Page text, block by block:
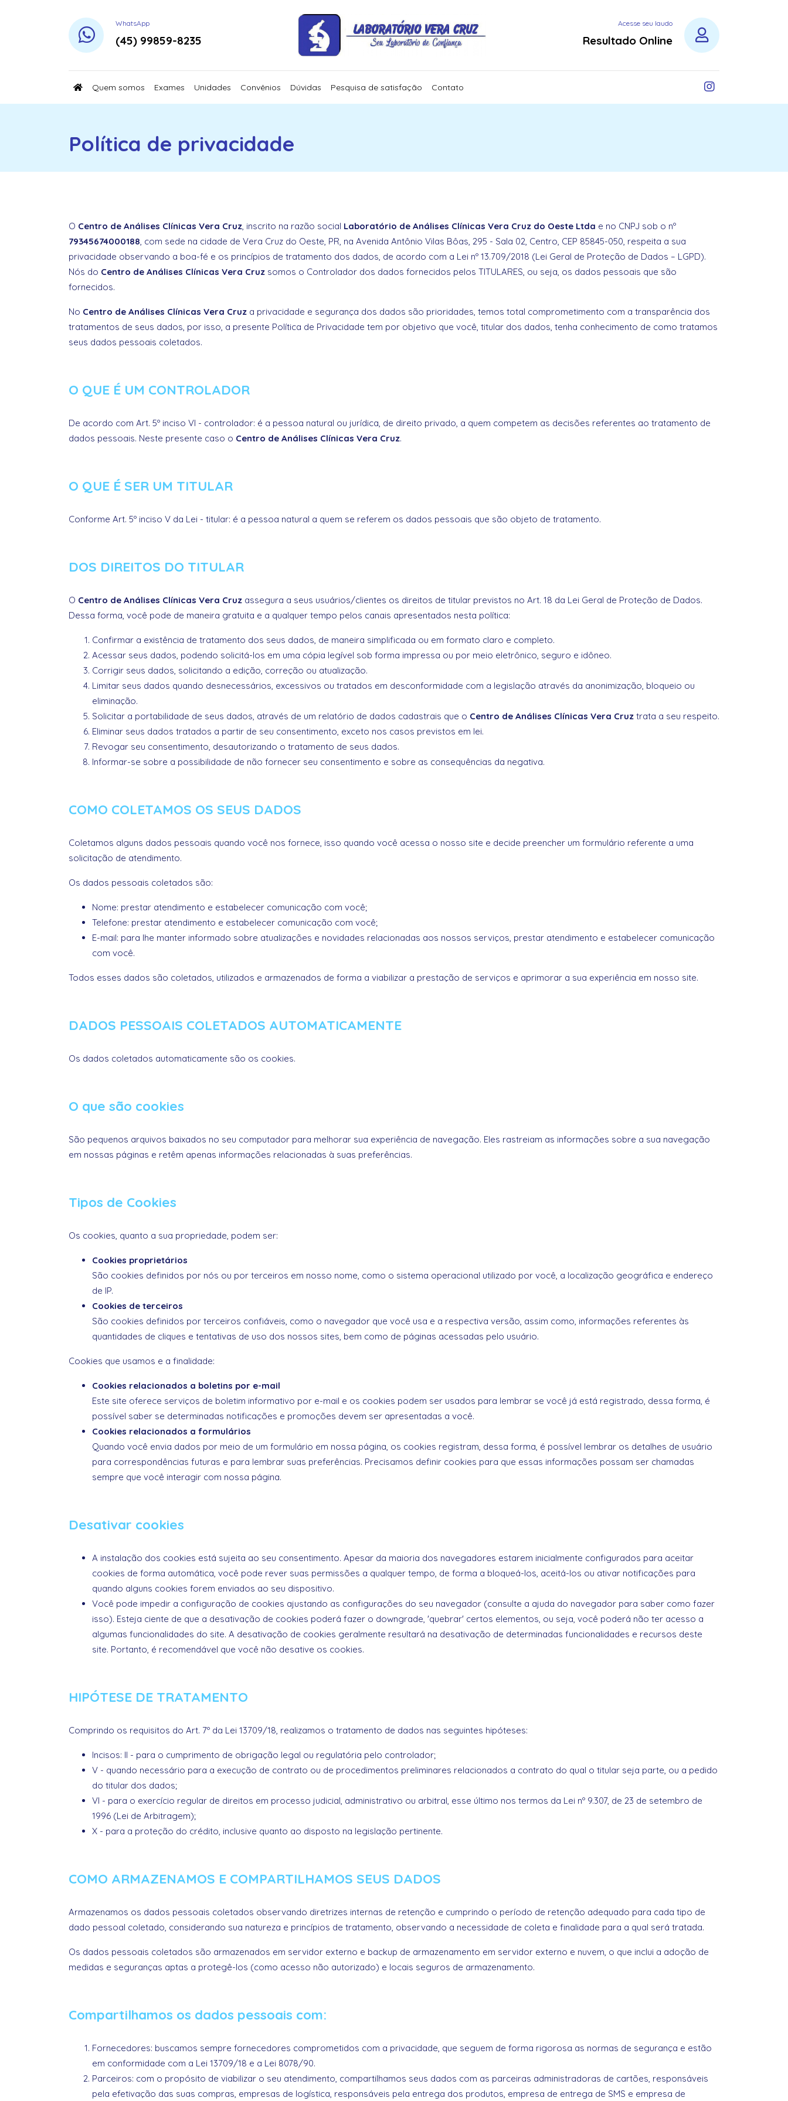
WhatsApp
(45) 99859-8235
Acesse seu laudo
Resultado Online
Quem somos Exames Unidades Convênios Dúvidas Pesquisa de satisfação Contato
Política de privacidade
O Centro de Análises Clínicas Vera Cruz, inscrito na razão social Laboratório de Análises Clínicas Vera Cruz do Oeste Ltda e no CNPJ sob o nº
79345674000188, com sede na cidade de Vera Cruz do Oeste, PR, na Avenida Antônio Vilas Bôas, 295 - Sala 02, Centro, CEP 85845-050, respeita a sua
privacidade observando a boa-fé e os princípios de tratamento dos dados, de acordo com a Lei nº 13.709/2018 (Lei Geral de Proteção de Dados – LGPD).
Nós do Centro de Análises Clínicas Vera Cruz somos o Controlador dos dados fornecidos pelos TITULARES, ou seja, os dados pessoais que são
fornecidos.
No Centro de Análises Clínicas Vera Cruz a privacidade e segurança dos dados são prioridades, temos total comprometimento com a transparência dos
tratamentos de seus dados, por isso, a presente Política de Privacidade tem por objetivo que você, titular dos dados, tenha conhecimento de como tratamos
seus dados pessoais coletados.
O QUE É UM CONTROLADOR
De acordo com Art. 5º inciso VI - controlador: é a pessoa natural ou jurídica, de direito privado, a quem competem as decisões referentes ao tratamento de
dados pessoais. Neste presente caso o Centro de Análises Clínicas Vera Cruz.
O QUE É SER UM TITULAR
Conforme Art. 5º inciso V da Lei - titular: é a pessoa natural a quem se referem os dados pessoais que são objeto de tratamento.
DOS DIREITOS DO TITULAR
O Centro de Análises Clínicas Vera Cruz assegura a seus usuários/clientes os direitos de titular previstos no Art. 18 da Lei Geral de Proteção de Dados.
Dessa forma, você pode de maneira gratuita e a qualquer tempo pelos canais apresentados nesta política:
Confirmar a existência de tratamento dos seus dados, de maneira simplificada ou em formato claro e completo.
Acessar seus dados, podendo solicitá-los em uma cópia legível sob forma impressa ou por meio eletrônico, seguro e idôneo.
Corrigir seus dados, solicitando a edição, correção ou atualização.
Limitar seus dados quando desnecessários, excessivos ou tratados em desconformidade com a legislação através da anonimização, bloqueio ou
eliminação.
Solicitar a portabilidade de seus dados, através de um relatório de dados cadastrais que o Centro de Análises Clínicas Vera Cruz trata a seu respeito.
Eliminar seus dados tratados a partir de seu consentimento, exceto nos casos previstos em lei.
Revogar seu consentimento, desautorizando o tratamento de seus dados.
Informar-se sobre a possibilidade de não fornecer seu consentimento e sobre as consequências da negativa.
COMO COLETAMOS OS SEUS DADOS
Coletamos alguns dados pessoais quando você nos fornece, isso quando você acessa o nosso site e decide preencher um formulário referente a uma
solicitação de atendimento.
Os dados pessoais coletados são:
Nome: prestar atendimento e estabelecer comunicação com você;
Telefone: prestar atendimento e estabelecer comunicação com você;
E-mail: para lhe manter informado sobre atualizações e novidades relacionadas aos nossos serviços, prestar atendimento e estabelecer comunicação
com você.
Todos esses dados são coletados, utilizados e armazenados de forma a viabilizar a prestação de serviços e aprimorar a sua experiência em nosso site.
DADOS PESSOAIS COLETADOS AUTOMATICAMENTE
Os dados coletados automaticamente são os cookies.
O que são cookies
São pequenos arquivos baixados no seu computador para melhorar sua experiência de navegação. Eles rastreiam as informações sobre a sua navegação
em nossas páginas e retêm apenas informações relacionadas à suas preferências.
Tipos de Cookies
Os cookies, quanto a sua propriedade, podem ser:
Cookies proprietários
São cookies definidos por nós ou por terceiros em nosso nome, como o sistema operacional utilizado por você, a localização geográfica e endereço
de IP.
Cookies de terceiros
São cookies definidos por terceiros confiáveis, como o navegador que você usa e a respectiva versão, assim como, informações referentes às
quantidades de cliques e tentativas de uso dos nossos sites, bem como de páginas acessadas pelo usuário.
Cookies que usamos e a finalidade:
Cookies relacionados a boletins por e-mail
Este site oferece serviços de boletim informativo por e-mail e os cookies podem ser usados para lembrar se você já está registrado, dessa forma, é
possível saber se determinadas notificações e promoções devem ser apresentadas a você.
Cookies relacionados a formulários
Quando você envia dados por meio de um formulário em nossa página, os cookies registram, dessa forma, é possível lembrar os detalhes de usuário
para correspondências futuras e para lembrar suas preferências. Precisamos definir cookies para que essas informações possam ser chamadas
sempre que você interagir com nossa página.
Desativar cookies
A instalação dos cookies está sujeita ao seu consentimento. Apesar da maioria dos navegadores estarem inicialmente configurados para aceitar
cookies de forma automática, você pode rever suas permissões a qualquer tempo, de forma a bloqueá-los, aceitá-los ou ativar notificações para
quando alguns cookies forem enviados ao seu dispositivo.
Você pode impedir a configuração de cookies ajustando as configurações do seu navegador (consulte a ajuda do navegador para saber como fazer
isso). Esteja ciente de que a desativação de cookies poderá fazer o downgrade, 'quebrar' certos elementos, ou seja, você poderá não ter acesso a
algumas funcionalidades do site. A desativação de cookies geralmente resultará na desativação de determinadas funcionalidades e recursos deste
site. Portanto, é recomendável que você não desative os cookies.
HIPÓTESE DE TRATAMENTO
Comprindo os requisitos do Art. 7º da Lei 13709/18, realizamos o tratamento de dados nas seguintes hipóteses:
Incisos: II - para o cumprimento de obrigação legal ou regulatória pelo controlador;
V - quando necessário para a execução de contrato ou de procedimentos preliminares relacionados a contrato do qual o titular seja parte, ou a pedido
do titular dos dados;
VI - para o exercício regular de direitos em processo judicial, administrativo ou arbitral, esse último nos termos da Lei nº 9.307, de 23 de setembro de
1996 (Lei de Arbitragem);
X - para a proteção do crédito, inclusive quanto ao disposto na legislação pertinente.
COMO ARMAZENAMOS E COMPARTILHAMOS SEUS DADOS
Armazenamos os dados pessoais coletados observando diretrizes internas de retenção e cumprindo o período de retenção adequado para cada tipo de
dado pessoal coletado, considerando sua natureza e princípios de tratamento, observando a necessidade de coleta e finalidade para a qual será tratada.
Os dados pessoais coletados são armazenados em servidor externo e backup de armazenamento em servidor externo e nuvem, o que inclui a adoção de
medidas e seguranças aptas a protegê-los (como acesso não autorizado) e locais seguros de armazenamento.
Compartilhamos os dados pessoais com:
Fornecedores: buscamos sempre fornecedores comprometidos com a privacidade, que seguem de forma rigorosa as normas de segurança e estão
em conformidade com a Lei 13709/18 e a Lei 8078/90.
Parceiros: com o propósito de viabilizar o seu atendimento, compartilhamos seus dados com as parceiras administradoras de cartões, responsáveis
pela efetivação das suas compras, empresas de logística, responsáveis pela entrega dos produtos, empresa de entrega de SMS e empresa de